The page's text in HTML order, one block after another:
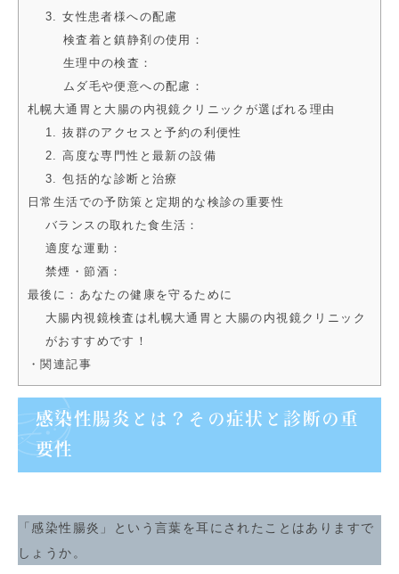
3. 女性患者様への配慮
検査着と鎮静剤の使用：
生理中の検査：
ムダ毛や便意への配慮：
札幌大通胃と大腸の内視鏡クリニックが選ばれる理由
1. 抜群のアクセスと予約の利便性
2. 高度な専門性と最新の設備
3. 包括的な診断と治療
日常生活での予防策と定期的な検診の重要性
バランスの取れた食生活：
適度な運動：
禁煙・節酒：
最後に：あなたの健康を守るために
大腸内視鏡検査は札幌大通胃と大腸の内視鏡クリニック
がおすすめです！
・関連記事
感染性腸炎とは？その症状と診断の重
要性
「感染性腸炎」という言葉を耳にされたことはありますで
しょうか。